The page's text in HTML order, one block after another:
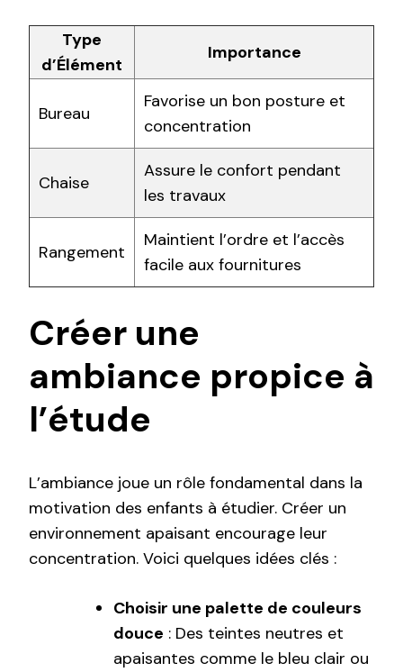
Type
d’Élément
Importance
Bureau
Favorise un bon posture et
concentration
Chaise
Assure le confort pendant
les travaux
Rangement
Maintient l’ordre et l’accès
facile aux fournitures
Créer une
ambiance propice à
l’étude
L’ambiance joue un rôle fondamental dans la
motivation des enfants à étudier. Créer un
environnement apaisant encourage leur
concentration. Voici quelques idées clés :
Choisir une palette de couleurs
douce : Des teintes neutres et
apaisantes comme le bleu clair ou